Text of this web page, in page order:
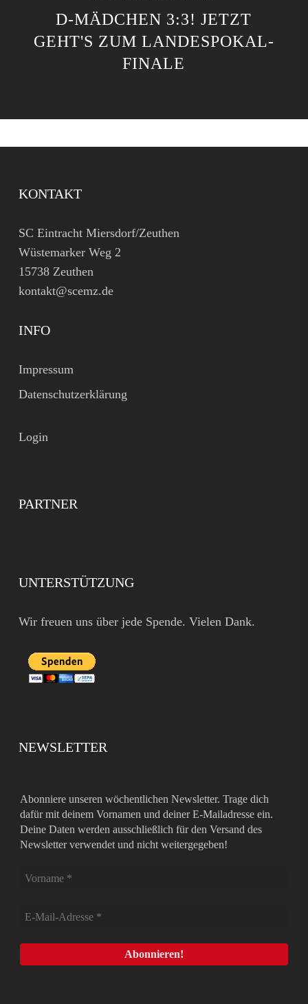
D-MÄDCHEN 3:3! JETZT
GEHT'S ZUM LANDESPOKAL-
FINALE
KONTAKT
SC Eintracht Miersdorf/Zeuthen
Wüstemarker Weg 2
15738 Zeuthen
kontakt@scemz.de
INFO
Impressum
Datenschutzerklärung
Login
PARTNER
UNTERSTÜTZUNG
Wir freuen uns über jede Spende. Vielen Dank.
NEWSLETTER
Abonniere unseren wöchentlichen Newsletter. Trage dich
dafür mit deinem Vornamen und deiner E-Mailadresse ein.
Deine Daten werden ausschließlich für den Versand des
Newsletter verwendet und nicht weitergegeben!